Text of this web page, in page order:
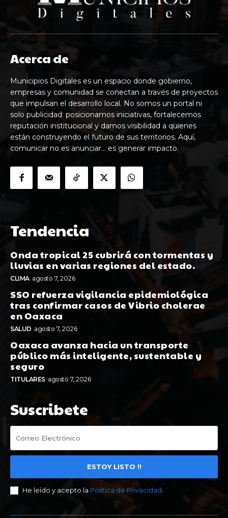
Acerca de
Municipios Digitales es un espacio donde gobierno,
empresas y comunidad se conectan a través de proyectos
que impulsan el desarrollo local. No somos un portal ni
solo publicidad: posicionamos iniciativas, fortalecemos
reputación institucional y damos visibilidad a quienes
están construyendo el futuro de sus territorios. Aquí,
comunicar no es anunciar… es generar impacto.
Tendencia
Onda tropical 25 cubrirá con tormentas y
lluvias en varias regiones del estado.
CLIMA agosto 7, 2026
SSO refuerza vigilancia epidemiológica
tras confirmar casos de Vibrio cholerae
en Oaxaca
SALUD agosto 7, 2026
Oaxaca avanza hacia un transporte
público más inteligente, sustentable y
seguro
TITULARES agosto 7, 2026
Suscribete
ESTOY LISTO !!
He leído y acepto la Política de Privacidad.